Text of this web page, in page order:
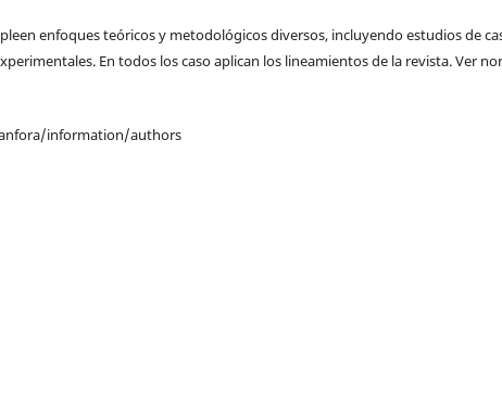
enfoques teóricos y metodológicos diversos, incluyendo estudios de
En todos los caso aplican los lineamientos de la revista. Ver
information/authors